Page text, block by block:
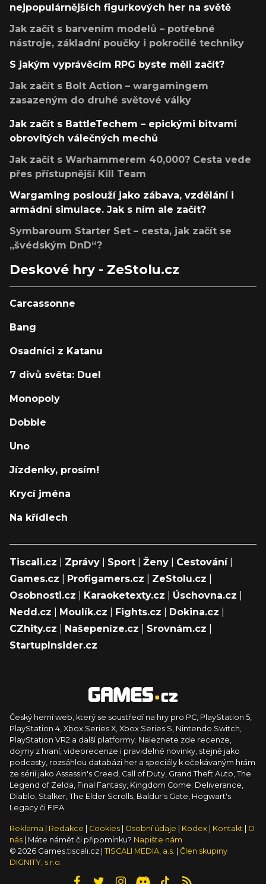
nejpopulárnějších figurkových her na světě
Jak začít s barvením modelů – potřebné
nástroje, základní poučky i pokročilé techniky
S jakým vyprávěcím RPG byste měli začít?
Jak začít s Bolt Action – wargamingem
zasazeným do druhé světové války
Jak začít s BattleTechem – epickými bitvami
obrovitých válečných mechů
Jak začít s Warhammerem 40,000? Cesta vede
přes přístupnější Kill Team
Wargaming poslouží jako zábava, vzdělání i
armádní simulace. Jak s ním ale začít?
Symbaroum Starter Set – cesta, jak začít se
„švédským DnD“?
Deskové hry - ZeStolu.cz
Carcassonne
Bang
Osadníci z Katanu
7 divů světa: Duel
Monopoly
Dobble
Uno
Jízdenky, prosím!
Krycí jména
Na křídlech
Tiscali.cz Zprávy Sport Ženy Cestování|
Games.cz
Profigamers.cz ZeStolu.cz
Osobnosti.cz
Karaoketexty.cz Úschovna.cz
Nedd.cz
Moulík.cz Fights.cz Dokina.cz
CZhity.cz
Našepeníze.cz Srovnám.cz
StartupInsider.cz
Český herní web, který se soustředí na hry pro PC, PlayStation 5,
PlayStation 4, Xbox Series X, Xbox Series S, Nintendo Switch,
PlayStation VR2 a další platformy. Naleznete zde recenze,
dojmy z hraní, videorecenze i pravidelné novinky, stejně jako
podcasty, rozsáhlou databázi her a speciály k očekávaným hrám
ze sérií jako Assassin's Creed, Call of Duty, Grand Theft Auto, The
Legend of Zelda, Final Fantasy, Kingdom Come: Deliverance,
Diablo, Stalker, The Elder Scrolls, Baldur's Gate, Hogwart's
Legacy či FIFA.
Reklama Redakce Cookies Osobní údaje Kodex Kontakt
O
nás
| Máte námět či připomínku? Napište nám
© 2026 Games.tiscali.cz | TISCALI MEDIA, a.s.
Člen skupiny
DIGNITY, s.r.o.